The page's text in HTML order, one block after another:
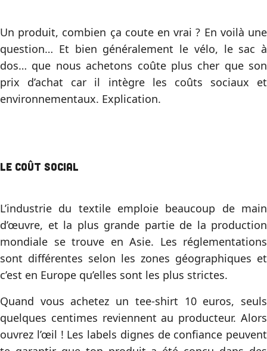
Un produit, combien ça coute en vrai ? En voilà une
question… Et bien généralement le vélo, le sac à
dos… que nous achetons coûte plus cher que son
prix d’achat car il intègre les coûts sociaux et
environnementaux. Explication.
Le coût social
L’industrie du textile emploie beaucoup de main
d’œuvre, et la plus grande partie de la production
mondiale se trouve en Asie. Les réglementations
sont différentes selon les zones géographiques et
c’est en Europe qu’elles sont les plus strictes.
Quand vous achetez un tee-shirt 10 euros, seuls
quelques centimes reviennent au producteur. Alors
ouvrez l’œil ! Les labels dignes de confiance peuvent